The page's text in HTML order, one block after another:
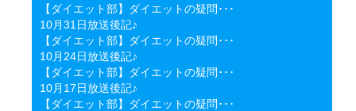
【ダイエット部】ダイエットの疑問･･･
10月31日放送後記♪
【ダイエット部】ダイエットの疑問･･･
10月24日放送後記♪
【ダイエット部】ダイエットの疑問･･･
10月17日放送後記♪
【ダイエット部】ダイエットの疑問･･･